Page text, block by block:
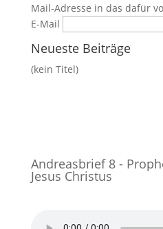
Mail-Adresse in das dafür
E-Mail
Neueste Beiträge
(kein Titel)
Andreasbrief 8 -
Jesus Christus